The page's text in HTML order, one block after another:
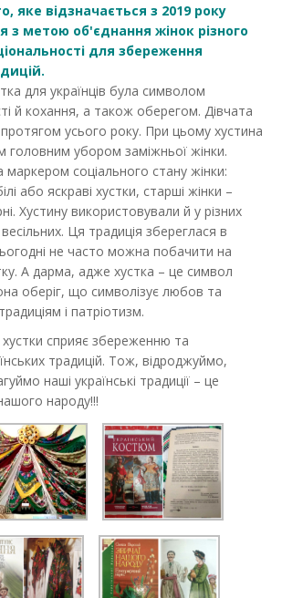
яке відзначається з 2019 року
з метою об'єднання жінок різного
для збереження
для українців була символом
й кохання, а також оберегом. Дівчата
протягом усього року. При цьому хустина
головним убором заміжньої жінки.
соціального стану жінки:
або яскраві хустки, старші жінки –
Хустину використовували й у різних
Ця традиція збереглася в
не часто можна побачити на
А дарма, адже хустка – це символ
оберіг, що символізує любов та
і патріотизм.
хустки сприяє збереженню та
традицій. Тож, відроджуймо,
наші українські традиції – це
народу!!!